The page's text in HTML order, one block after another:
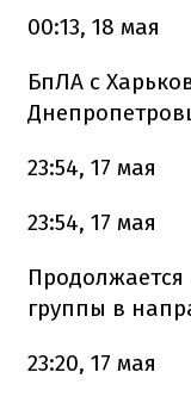
00:13, 18 мая
БпЛА с
23:54, 17 мая
23:54, 17 мая
группы в
23:20, 17 мая